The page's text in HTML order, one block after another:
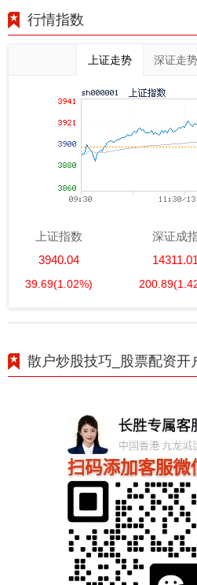
行情指数
上证走势 深证走势
上证指数
3940.04
39.69(1.02%)
深证成
14311.01
200.89
散户炒股技巧_股票配资开